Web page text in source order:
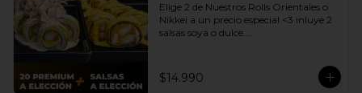
Elige 2 de Nuestros Rolls Orientales o
Nikkei a un precio especial <3 inluye 2
salsas soya o dulce.
$14.990